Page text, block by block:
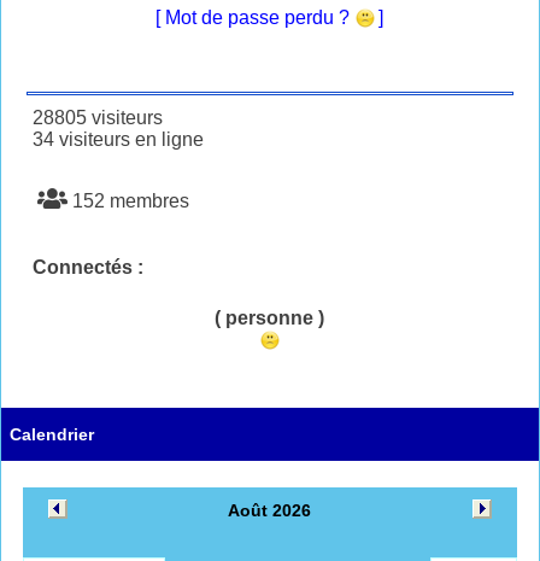
[ Mot de passe perdu ? ]
28805 visiteurs
34 visiteurs en ligne
152 membres
Connectés :
( personne )
Calendrier